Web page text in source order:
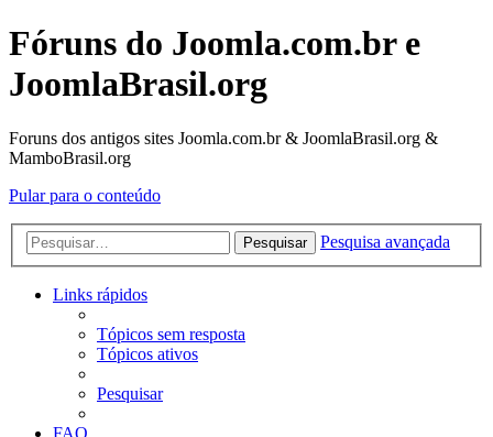
Fóruns do Joomla.com.br e
JoomlaBrasil.org
Foruns dos antigos sites Joomla.com.br & JoomlaBrasil.org &
MamboBrasil.org
Pular para o conteúdo
Pesquisar Pesquisa avançada
Links rápidos
Tópicos sem resposta
Tópicos ativos
Pesquisar